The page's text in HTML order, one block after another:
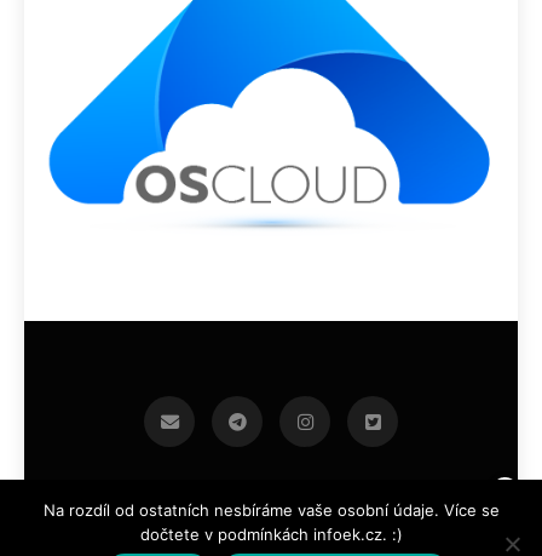
infoek.cz 2026.Developed By BlazeThemes .
Na rozdíl od ostatních nesbíráme vaše osobní údaje. Více se
dočtete v podmínkách infoek.cz. :)